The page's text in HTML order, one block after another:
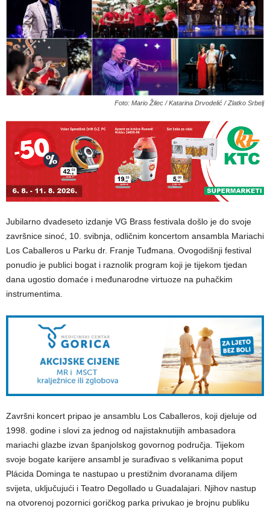
Foto: Mario Žilec / Katarina Drvodelić / Zlatko Srbelj
Jubilarno dvadeseto izdanje VG Brass festivala došlo je do svoje
završnice sinoć, 10. svibnja, odličnim koncertom ansambla Mariachi
Los Caballeros u Parku dr. Franje Tuđmana. Ovogodišnji festival
ponudio je publici bogat i raznolik program koji je tijekom tjedan
dana ugostio domaće i međunarodne virtuoze na puhačkim
instrumentima.
Završni koncert pripao je ansamblu Los Caballeros, koji djeluje od
1998. godine i slovi za jednog od najistaknutijih ambasadora
mariachi glazbe izvan španjolskog govornog područja. Tijekom
svoje bogate karijere ansambl je surađivao s velikanima poput
Plácida Dominga te nastupao u prestižnim dvoranama diljem
svijeta, uključujući i Teatro Degollado u Guadalajari. Njihov nastup
na otvorenoj pozornici goričkog parka privukao je brojnu publiku